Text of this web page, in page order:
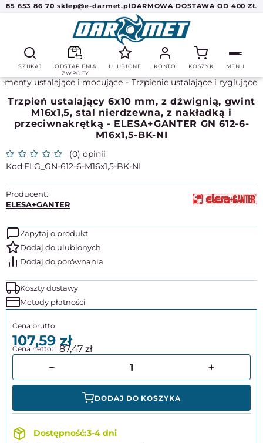
85 653 86 70 sklep@e-darmet.plDARMOWA DOSTAWA OD 400 ZŁ
SZUKAJ
ODSTĄPIENIA
ZWROTY
ULUBIONE KONTO KOSZYK MENU
ustalające i mocujące Trzpienie ustalające i ryglujące
Trzpień ustalający 6x10 mm, z dźwignią, gwint
M16x1,5, stal nierdzewna, z nakładką i
przeciwnakrętką - ELESA+GANTER GN 612-6-
M16x1,5-BK-NI
(0) opinii
ELG_GN-612-6-M16x1,5-BK-NI
Producent:
ELESA+GANTER
Zapytaj o produkt
Koszty dostawy
Metody płatności
107,59 87,47
DODAJ DO KOSZYKA
3-4 dni